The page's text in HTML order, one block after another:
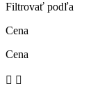
Filtrovať podľa
Cena
Cena
 